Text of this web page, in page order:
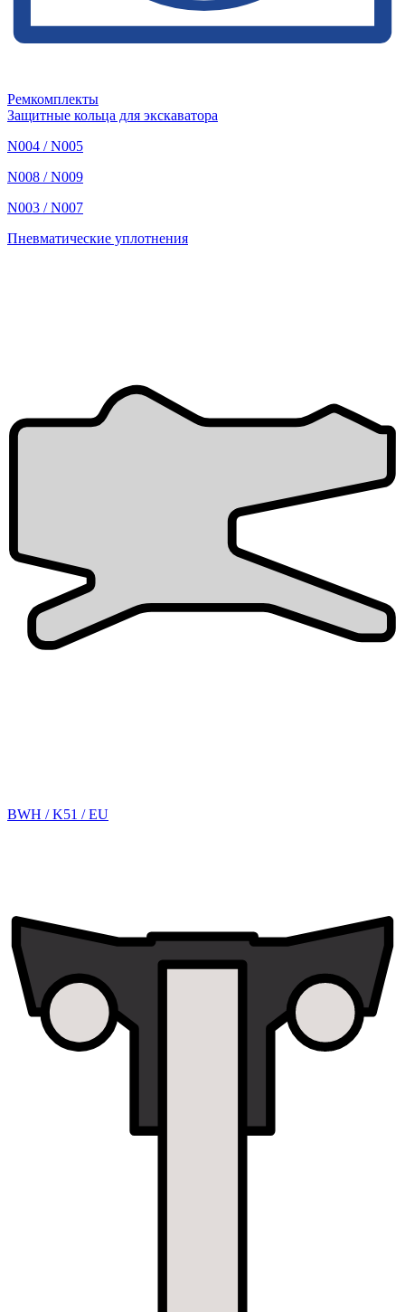
Ремкомплекты
Защитные кольца для экскаватора
N004 / N005
N008 / N009
N003 / N007
Пневматические уплотнения
BWH / K51 / EU